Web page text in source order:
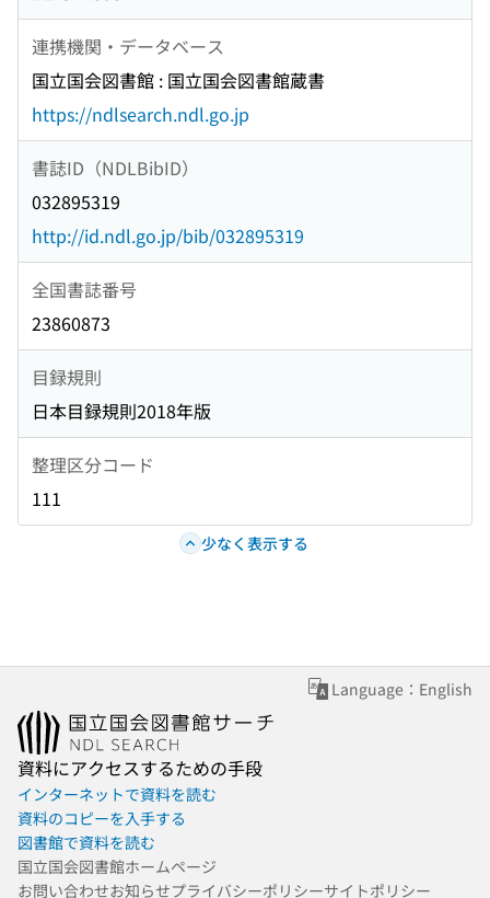
連携機関・データベース
国立国会図書館 : 国立国会図書館蔵書
https://ndlsearch.ndl.go.jp
書誌ID（NDLBibID）
032895319
http://id.ndl.go.jp/bib/032895319
全国書誌番号
23860873
目録規則
日本目録規則2018年版
整理区分コード
111
少なく表示する
Language：English
資料にアクセスするための手段
インターネットで資料を読む
資料のコピーを入手する
図書館で資料を読む
国立国会図書館ホームページ
お問い合わせお知らせプライバシーポリシーサイトポリシー